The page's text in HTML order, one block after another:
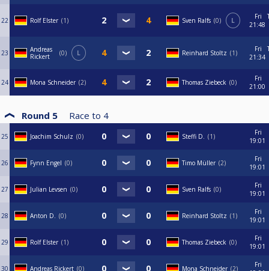
22 Rolf Elster 1 Sven Ralfs 0 L
Fri
21:48
23
Andreas
Rickert
0 L Reinhard Stoltz 1
Fri
21:34
24 Mona Schneider 2 Thomas Ziebeck 0
Fri
21:00
Round 5 Race to 4
25 Joachim Schulz 0 Steffi D. 1
Fri
19:01
26 Fynn Engel 0 Timo Müller 2
Fri
19:01
27 Julian Levsen 0 Sven Ralfs 0
Fri
19:01
28 Anton D. 0 Reinhard Stoltz 1
Fri
19:01
29 Rolf Elster 1 Thomas Ziebeck 0
Fri
19:01
30 Andreas Rickert 0 Mona Schneider 2
Fri